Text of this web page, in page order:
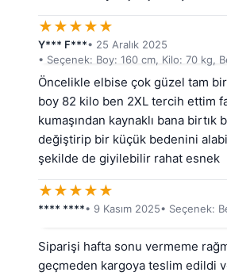
★★★★★
Y*** F***• 25 Aralık 2025
• Seçenek: Boy: 160 cm, Kilo: 70 kg,
Öncelikle elbise çok güzel tam bir
boy 82 kilo ben 2XL tercih ettim
kumaşından kaynaklı bana birtık
değiştirip bir küçük bedenini
şekilde de giyilebilir rahat esnek
★★★★★
**** ****• 9 Kasım 2025• Seçenek:
Siparişi hafta sonu vermeme
geçmeden kargoya teslim edildi